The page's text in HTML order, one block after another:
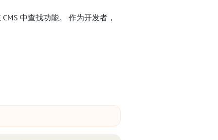
中查找功能。 作为开发者，